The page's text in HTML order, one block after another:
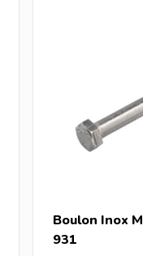
Boulon Inox
931